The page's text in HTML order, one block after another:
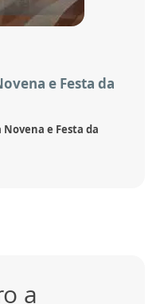
e Festa da
e Festa da
a